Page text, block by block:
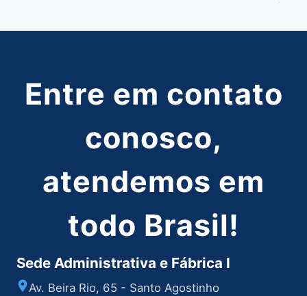
Entre em contato
conosco,
atendemos em
todo Brasil!
Sede Administrativa e Fábrica I
Av. Beira Rio, 65 - Santo Agostinho